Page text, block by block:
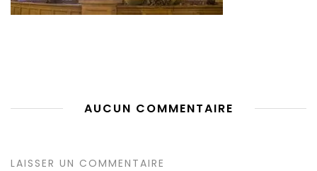
AUCUN COMMENTAIRE
LAISSER UN COMMENTAIRE